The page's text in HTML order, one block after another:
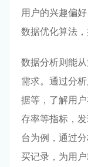
用户的兴趣偏
数据优化算法，
数据分析则能
需求。通过分
据等，了解用
存率等指标，
台为例，通过
买记录，为用